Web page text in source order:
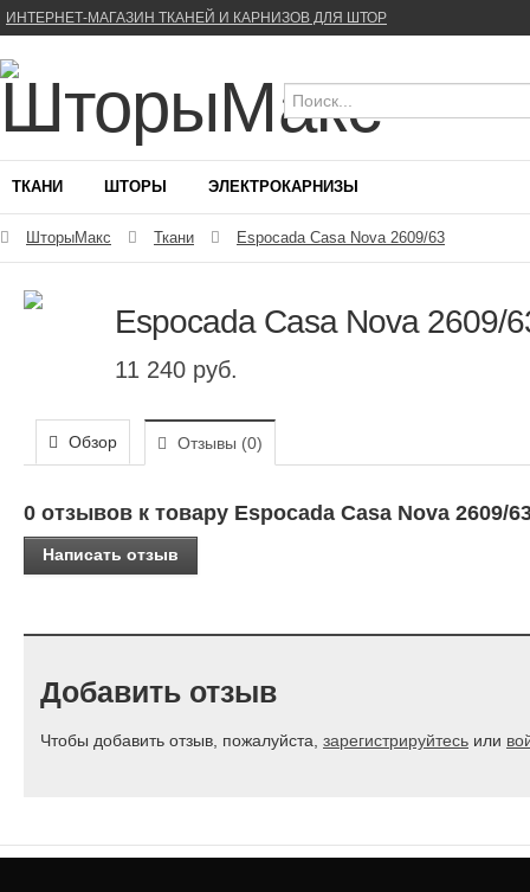
ИНТЕРНЕТ-МАГАЗИН ТКАНЕЙ И КАРНИЗОВ ДЛЯ ШТОР
ТКАНИ ШТОРЫ ЭЛЕКТРОКАРНИЗЫ
ШторыМакс Ткани Espocada Casa Nova 2609/63
Espocada Casa Nova 2609/
11 240 руб.
Обзор Отзывы (0)
0 отзывов к товару Espocada Casa Nova 2609/
Написать отзыв
Добавить отзыв
Чтобы добавить отзыв, пожалуйста, зарегистрируйтесь или